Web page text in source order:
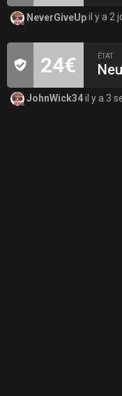
NeverGiveUpil y a 2
24€ ÉTAT
JohnWick34il y a 3